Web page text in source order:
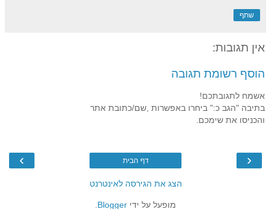
שתף
אין תגובות:
הוסף רשומת תגובה
אשמח לתגובתכם!
בתיבה "הגב כ:" ביחרו באפשרות ,שם/כתובת אתר
והכניסו את שימכם.
‹
› דף הבית
הצג את הגירסה לאינטרנט
מופעל על ידי Blogger